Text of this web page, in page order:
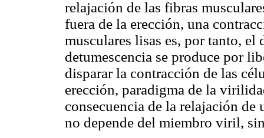
relajación de las fibras
fuera de la erección, una
musculares lisas es, por tanto, el
detumescencia se produce por
disparar la contracción de las
erección, paradigma de la
consecuencia de la relajación
no depende del miembro viril,